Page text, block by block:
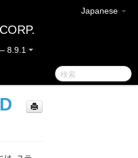
Japanese
8.9.1